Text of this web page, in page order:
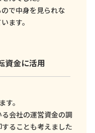
で中身を見られな
ます。
資金に活用
。
会社の運営資金の調
ることも考えました